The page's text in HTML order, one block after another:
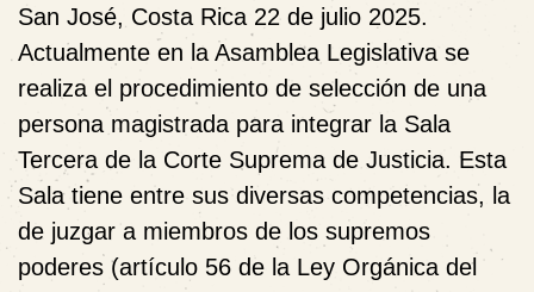
San José, Costa Rica 22 de julio 2025.
Actualmente en la Asamblea Legislativa se
realiza el procedimiento de selección de una
persona magistrada para integrar la Sala
Tercera de la Corte Suprema de Justicia. Esta
Sala tiene entre sus diversas competencias, la
de juzgar a miembros de los supremos
poderes (artículo 56 de la Ley Orgánica del